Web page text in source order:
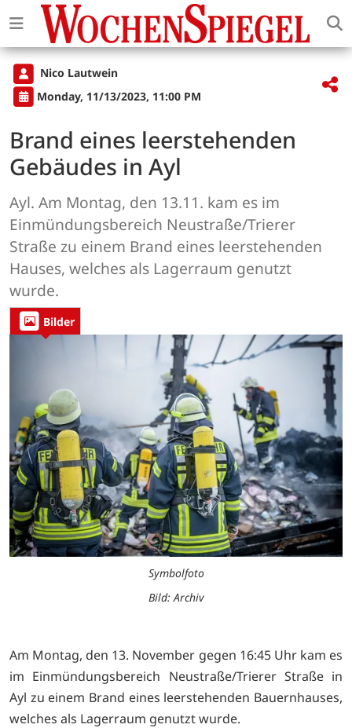
Nico Lautwein
Monday, 11/13/2023, 11:00 PM
Brand eines leerstehenden
Gebäudes in Ayl
Ayl. Am Montag, den 13.11. kam es im
Einmündungsbereich Neustraße/Trierer
Straße zu einem Brand eines leerstehenden
Hauses, welches als Lagerraum genutzt
wurde.
Bilder
Symbolfoto
Bild: Archiv
Am Montag, den 13. November gegen 16:45 Uhr kam es
im Einmündungsbereich Neustraße/Trierer Straße in
Ayl zu einem Brand eines leerstehenden Bauernhauses,
welches als Lagerraum genutzt wurde.